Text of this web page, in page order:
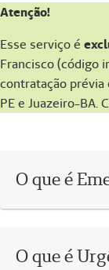
Atenção!
Esse serviço é
Francisco (código
contratação
PE e Juazeiro-BA.
O que é
O que é